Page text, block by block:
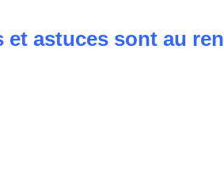
et astuces sont au